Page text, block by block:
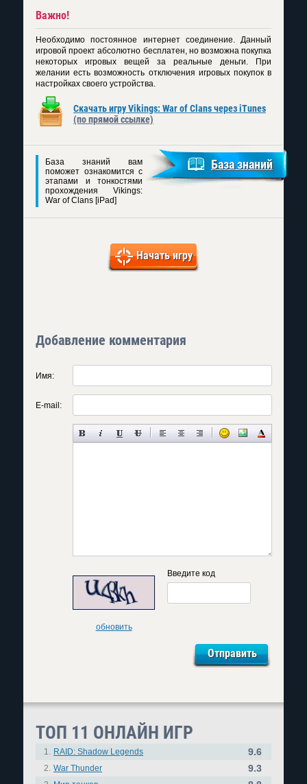
Важно!
Необходимо постоянное интернет соединение. Данный
игровой проект абсолютно бесплатен, но возможна покупка
некоторых игровых вещей за реальные деньги. При
желании есть возможность отключения игровых покупок в
настройках своего устройства.
Скачать игру Vikings: War of Clans через iTunes
(по прямой ссылке)
База знаний вам
поможет ознакомится с
этапами и тонкостями
прохождения Vikings:
War of Clans [iPad]
База знаний
Начать игру
Добавление комментария
Имя:
E-mail:
обновить
Введите код
ТОП 11 ОНЛАЙН ИГР
1. RAID: Shadow Legends 9.6
2. War Thunder 9.3